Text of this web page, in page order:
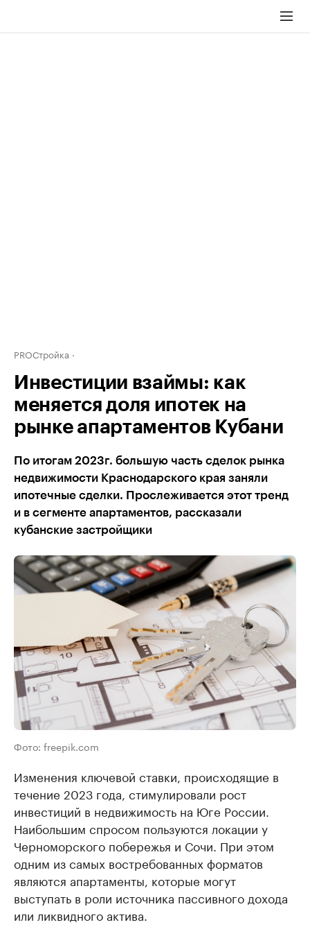
PROСтройка
Инвестиции взаймы: как
меняется доля ипотек на
рынке апартаментов Кубани
По итогам 2023г. большую часть сделок рынка
недвижимости Краснодарского края заняли
ипотечные сделки. Прослеживается этот тренд
и в сегменте апартаментов, рассказали
кубанские застройщики
Фото: freepik.com
Изменения ключевой ставки, происходящие в
течение 2023 года, стимулировали рост
инвестиций в недвижимость на Юге России.
Наибольшим спросом пользуются локации у
Черноморского побережья и Сочи. При этом
одним из самых востребованных форматов
являются апартаменты, которые могут
выступать в роли источника пассивного дохода
или ликвидного актива.